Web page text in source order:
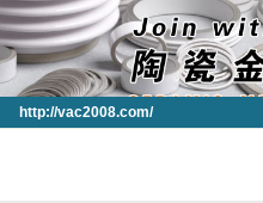
http://vac2008.com/